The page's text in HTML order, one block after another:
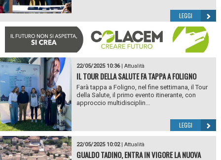
LEGGI
22/05/2025 10:36| Attualità
IL TOUR DELLA SALUTE FA TAPPA A FOLIGNO
Farà tappa a Foligno, nel fine settimana, il Tour
della Salute, il primo evento itinerante, con
approccio multidisciplin...
LEGGI
22/05/2025 10:02| Attualità
GUALDO TADINO, ENTRA IN VIGORE LA NUOVA